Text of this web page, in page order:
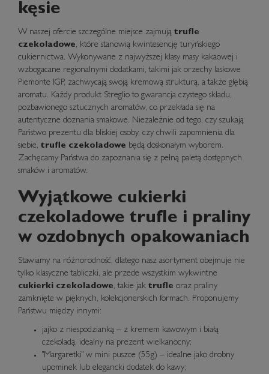
kęsie
W naszej ofercie szczególne miejsce zajmują trufle
czekoladowe, które stanowią kwintesencję turyńskiego
cukiernictwa. Wykonywane z najwyższej klasy masy kakaowej i
wzbogacane regionalnymi dodatkami, takimi jak orzechy laskowe
Piemonte IGP, zachwycają swoją kremową strukturą, a także głębią
aromatu. Każdy produkt Streglio to gwarancja czystego składu,
pozbawionego sztucznych aromatów, co przekłada się na
autentyczne doznania smakowe. Niezależnie od tego, czy szukają
Państwo prezentu dla bliskiej osoby, czy chwili zapomnienia dla
siebie, trufle czekoladowe będą doskonałym wyborem.
Zachęcamy Państwa do zapoznania się z pełną paletą dostępnych
smaków i aromatów.
Wyjątkowe cukierki
czekoladowe trufle i praliny
w ozdobnych opakowaniach
Stawiamy na różnorodność, dlatego nasz asortyment obejmuje nie
tylko klasyczne tabliczki, ale przede wszystkim wykwintne
cukierki czekoladowe, takie jak trufle oraz praliny
zamknięte w pięknych, kolekcjonerskich formach. Proponujemy
Państwu między innymi:
jajko z niespodzianką – z kremem kawowym i białą
czekoladą, idealny na prezent wielkanocny;
"Margaretki" w mini puszce (55g) – idealne jako drobny
upominek lub elegancki dodatek do kawy;